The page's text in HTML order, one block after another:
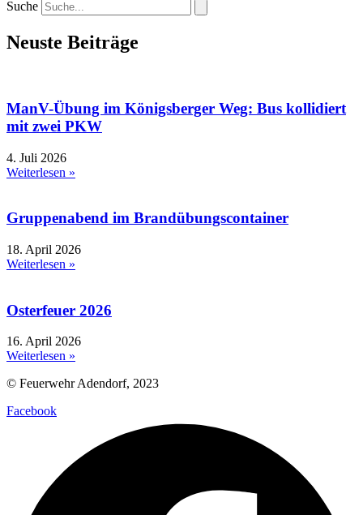
Suche
Neuste Beiträge
ManV-Übung im Königsberger Weg: Bus kollidiert
mit zwei PKW
4. Juli 2026
Weiterlesen »
Gruppenabend im Brandübungscontainer
18. April 2026
Weiterlesen »
Osterfeuer 2026
16. April 2026
Weiterlesen »
© Feuerwehr Adendorf, 2023
Facebook